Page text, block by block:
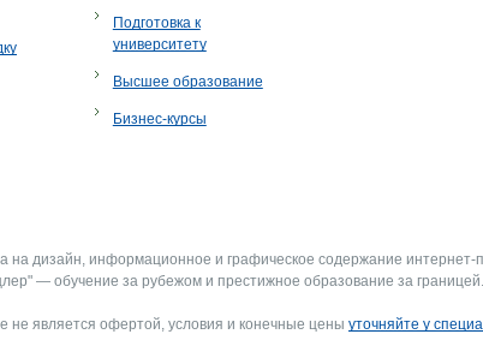
Подготовка к
университету
Высшее образование
Бизнес-курсы
на дизайн, информационное и графическое содержание
— обучение за рубежом и престижное образование за границей.
не является офертой, условия и конечные цены уточняйте у